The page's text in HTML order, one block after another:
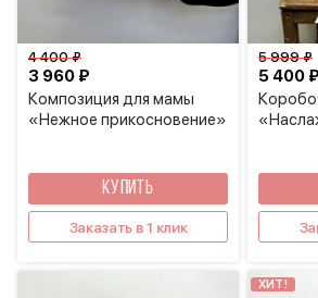
Композиция для мамы
«Нежное прикосновение»
3 960 ₽
4 400 ₽
КУПИТЬ
Заказать в 1 клик
5 400 ₽
5 999 ₽
ХИТ!